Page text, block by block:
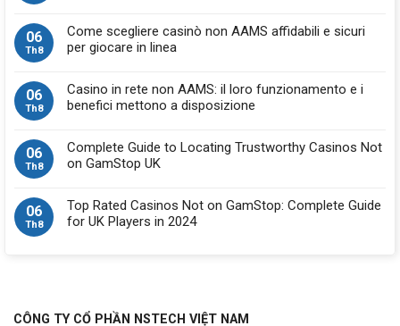
06
Th8
Come scegliere casinò non AAMS affidabili e sicuri
per giocare in linea
06
Th8
Casino in rete non AAMS: il loro funzionamento e i
benefici mettono a disposizione
06
Th8
Complete Guide to Locating Trustworthy Casinos Not
on GamStop UK
06
Th8
Top Rated Casinos Not on GamStop: Complete Guide
for UK Players in 2024
CÔNG TY CỔ PHẦN NSTECH VIỆT NAM